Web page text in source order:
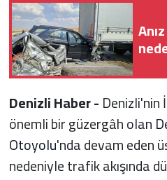
Denizli Haber -Denizli'nin
önemli bir güzergâh olan
Otoyolu'nda devam eden
nedeniyle trafik akışında